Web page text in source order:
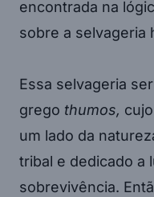
encontrada na
sobre a selvageria
Essa selvageria
grego thumos,
um lado da
tribal e dedicado a
sobrevivência.